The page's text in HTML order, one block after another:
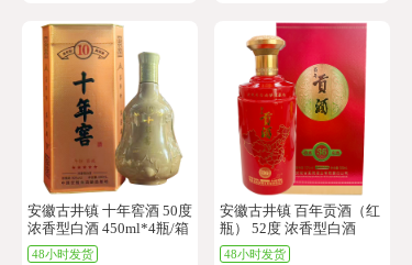
安徽古井镇 十年窖酒 50度
浓香型白酒 450ml*4瓶/箱
48小时发货
安徽古井镇 百年贡酒（红
瓶） 52度 浓香型白酒
500ml*6瓶/箱
48小时发货